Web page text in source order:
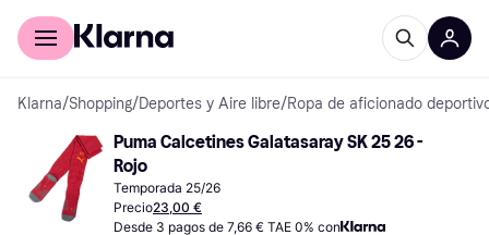
Comprar con Klarna
Klarna/Shopping/Deportes y Aire libre/Ropa de aficionado
Puma Calcetines Galatasaray SK 25 26 -
Rojo
Temporada 25/26
Precio23,00 €
Desde 3 pagos de 7,66 € TAE 0% con